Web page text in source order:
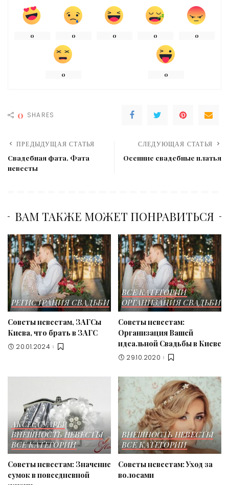
0 0 0 0 0
0 0
0 SHARES
ПРЕДЫДУЩАЯ СТАТЬЯ
Свадебная фата. Фата
невесты
СЛЕДУЮЩАЯ СТАТЬЯ
Осенние свадебные платья
ВАМ ТАКЖЕ МОЖЕТ ПОНРАВИТЬСЯ
РЕГИСТРАЦИЯ СВАДЬБИ
Советы невестам, ЗАГСы
Киева, что брать в ЗАГС
20.01.2024
ВСЕ КАТЕГОРИИ
ОРГАНИЗАЦИЯ СВАДЬБИ
Советы невестам:
Организация Вашей
идеальной Свадьбы в Киеве
29.10.2020
АКСЕССУАРЫ
ВНЕШНОСТЬ НЕВЕСТЫ
ВСЕ КАТЕГОРИИ
Советы невестам: Значение
сумок в повседневной
ВНЕШНОСТЬ НЕВЕСТЫ
ВСЕ КАТЕГОРИИ
Советы невестам: Уход за
волосами